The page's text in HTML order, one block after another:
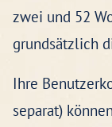
zwei und 52
grundsätzlich
Ihre
separat)